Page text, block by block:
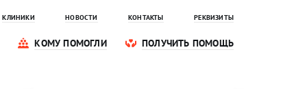
КЛИНИКИ НОВОСТИ КОНТАКТЫ РЕКВИЗИТЫ
КОМУ ПОМОГЛИ ПОЛУЧИТЬ ПОМОЩЬ